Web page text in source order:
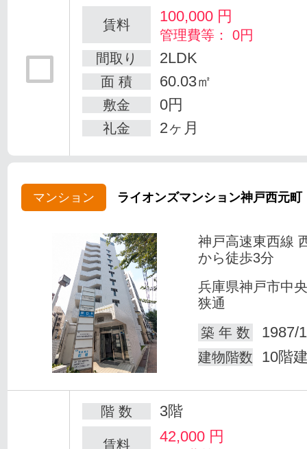
賃料 100,000 円
管理費等： 0円
間取り
2LDK
面 積 60.03㎡
敷金 0円
礼金 2ヶ月
マンション ライオンズマンション神戸西元町
神戸高速東西線
から徒歩3分
兵庫県神戸市中
狭通
築 年 数
1987/
建物階数 10階
階 数 3階
賃料 42,000 円